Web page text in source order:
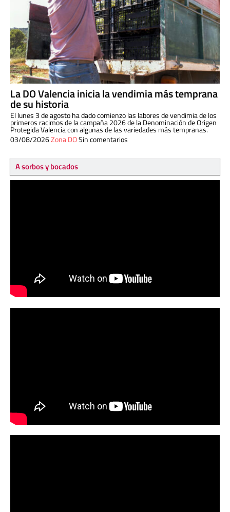
La DO Valencia inicia la vendimia más temprana
de su historia
El lunes 3 de agosto ha dado comienzo las labores de vendimia de los
primeros racimos de la campaña 2026 de la Denominación de Origen
Protegida Valencia con algunas de las variedades más tempranas.
03/08/2026Zona DOSin comentarios
A sorbos y bocados